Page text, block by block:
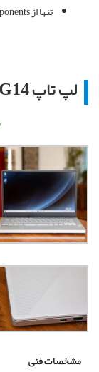
تنها از components برند Crucial پشتیبانی می‌کند
لپ تاپ
مشخصات فنی